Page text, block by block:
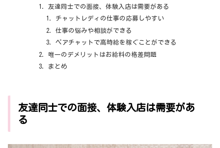
友達同士での面接、体験入店は需要がある
チャットレディの仕事の応募しやすい
仕事の悩みや相談ができる
ペアチャットで高時給を稼ぐことができる
唯一のデメリットはお給料の格差問題
まとめ
友達同士での面接、体験入店は需要があ
る